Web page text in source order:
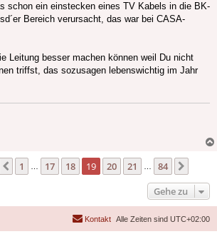
schon ein einstecken eines TV Kabels in die BK-
Bereich verursacht, das war bei CASA-
Leitung besser machen können weil Du nicht
triffst, das sozusagen lebenswichtig im Jahr
19 von 84
Vorherige
1 17 18 19 20 21 84
Gehe zu
Alle Zeiten sind UTC+02:00
Kontakt